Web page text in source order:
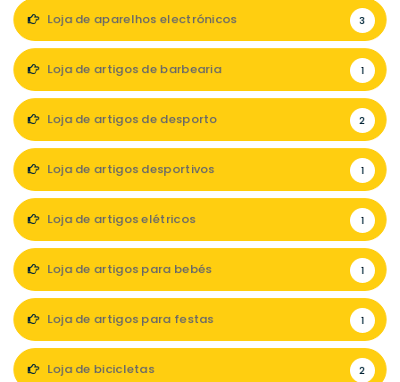
Loja de aparelhos electrónicos 3
Loja de artigos de barbearia 1
Loja de artigos de desporto 2
Loja de artigos desportivos 1
Loja de artigos elétricos 1
Loja de artigos para bebés 1
Loja de artigos para festas 1
Loja de bicicletas 2